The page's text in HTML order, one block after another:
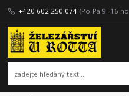
+420 602 250 074 (Po-Pá 9 -16